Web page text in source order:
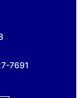
8
7691